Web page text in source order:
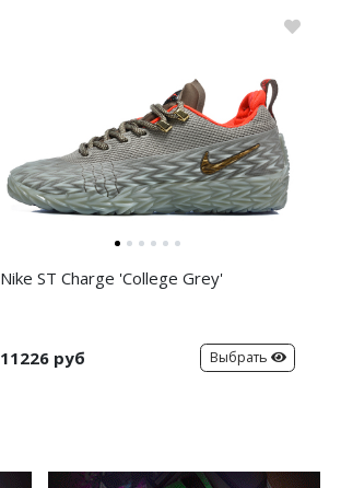
Nike ST Charge 'College Grey'
11226 руб Выбрать